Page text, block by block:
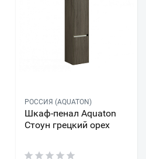
РОССИЯ (AQUATON)
Шкаф-пенал Aquaton
Стоун грецкий орех